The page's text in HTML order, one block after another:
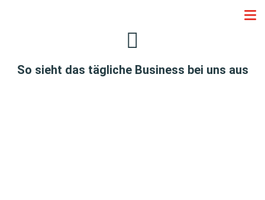
So sieht das tägliche Business bei uns aus